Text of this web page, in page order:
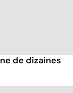
de dizaines